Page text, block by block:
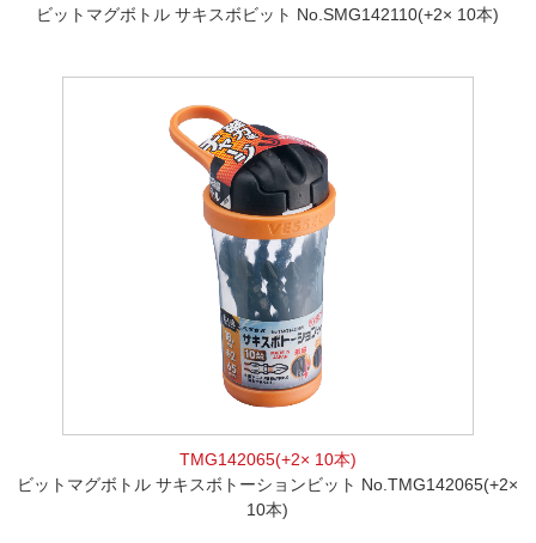
ビットマグボトル サキスボビット No.SMG142110(+2× 10本)
TMG142065(+2× 10本)
ビットマグボトル サキスボトーションビット No.TMG142065(+2×
10本)